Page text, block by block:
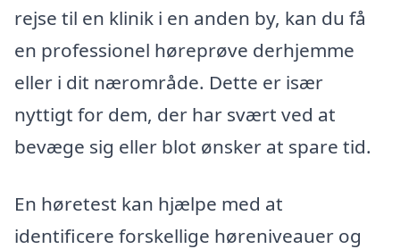
rejse til en klinik i en anden by, kan du få
en professionel høreprøve derhjemme
eller i dit nærområde. Dette er især
nyttigt for dem, der har svært ved at
bevæge sig eller blot ønsker at spare tid.
En høretest kan hjælpe med at
identificere forskellige høreniveauer og